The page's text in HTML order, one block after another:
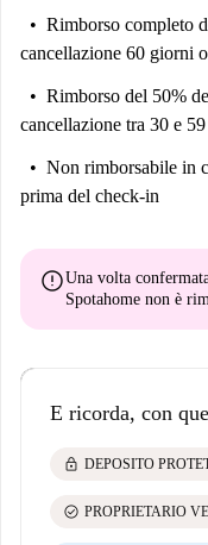
Rimborso completo
cancellazione 60 giorni
Rimborso del 50%
cancellazione tra 30 e
Non rimborsabile in
prima del check-in
errorUna volta
Spotahome non è
E ricorda, con
lock DEPOSITO
check_circle PROPRIETARIO